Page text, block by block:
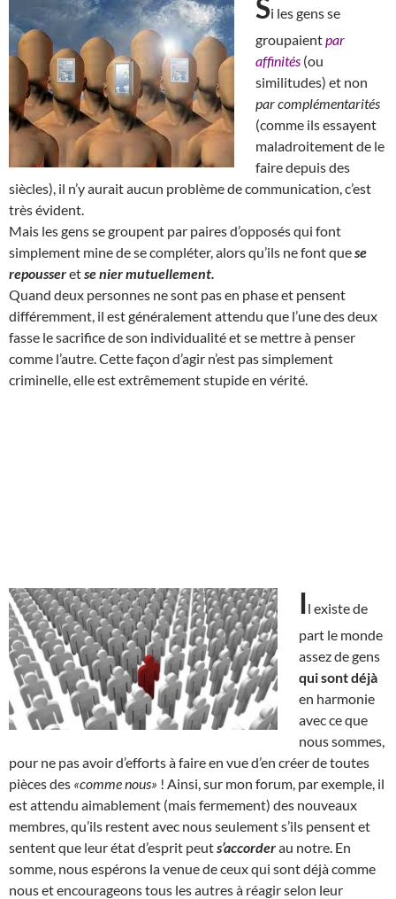
Si les gens se
groupaientpar
affinités (ou
similitudes) et non
par complémentarités
(comme ils essayent
maladroitement de le
faire depuis des
siècles), il n’y aurait aucun problème de communication, c’est
très évident.
Mais les gens se groupent par paires d’opposés qui font
simplement mine de se compléter, alors qu’ils ne font quese
repousseretse nier mutuellement.
Quand deux personnes ne sont pas en phase et pensent
différemment, il est généralement attendu que l’une des deux
fasse le sacrifice de son individualité et se mettre à penser
comme l’autre. Cette façon d’agir n’est pas simplement
criminelle, elle est extrêmement stupide en vérité.
Il existe de
part le monde
assez de gens
qui sont déjà
en harmonie
avec ce que
nous sommes,
pour ne pas avoir d’efforts à faire en vue d’en créer de toutes
pièces des «comme nous» ! Ainsi, sur mon forum, par exemple, il
est attendu aimablement (mais fermement) des nouveaux
membres, qu’ils restent avec nous seulement s’ils pensent et
sentent que leur état d’esprit peuts’accorderau notre. En
somme, nous espérons la venue de ceux qui sont déjà comme
nous et encourageons tous les autres à réagir selon leur